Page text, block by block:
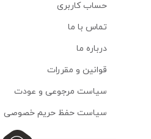
حساب کاربری
تماس با ما
درباره ما
قوانین و مقررات
سیاست مرجوعی و عودت
سیاست حفظ حریم خصوصی